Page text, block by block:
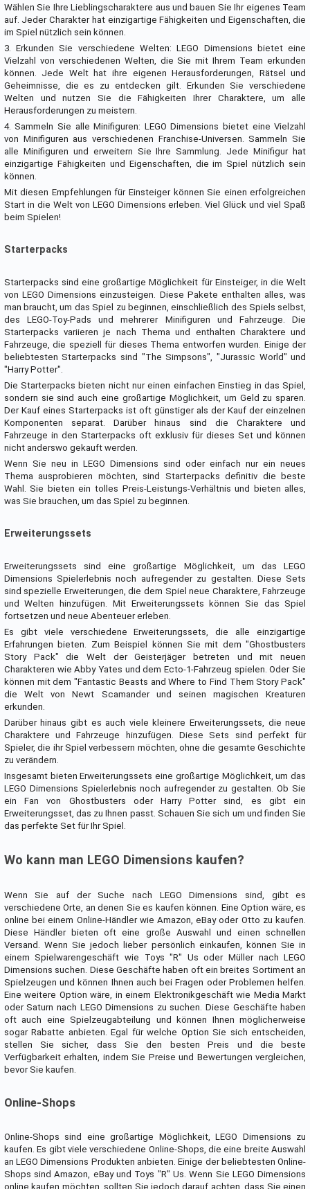
Wählen Sie Ihre Lieblingscharaktere aus und bauen Sie Ihr eigenes Team
auf. Jeder Charakter hat einzigartige Fähigkeiten und Eigenschaften, die
im Spiel nützlich sein können.
3. Erkunden Sie verschiedene Welten: LEGO Dimensions bietet eine
Vielzahl von verschiedenen Welten, die Sie mit Ihrem Team erkunden
können. Jede Welt hat ihre eigenen Herausforderungen, Rätsel und
Geheimnisse, die es zu entdecken gilt. Erkunden Sie verschiedene
Welten und nutzen Sie die Fähigkeiten Ihrer Charaktere, um alle
Herausforderungen zu meistern.
4. Sammeln Sie alle Minifiguren: LEGO Dimensions bietet eine Vielzahl
von Minifiguren aus verschiedenen Franchise-Universen. Sammeln Sie
alle Minifiguren und erweitern Sie Ihre Sammlung. Jede Minifigur hat
einzigartige Fähigkeiten und Eigenschaften, die im Spiel nützlich sein
können.
Mit diesen Empfehlungen für Einsteiger können Sie einen erfolgreichen
Start in die Welt von LEGO Dimensions erleben. Viel Glück und viel Spaß
beim Spielen!
Starterpacks
Starterpacks sind eine großartige Möglichkeit für Einsteiger, in die Welt
von LEGO Dimensions einzusteigen. Diese Pakete enthalten alles, was
man braucht, um das Spiel zu beginnen, einschließlich des Spiels selbst,
des LEGO-Toy-Pads und mehrerer Minifiguren und Fahrzeuge. Die
Starterpacks variieren je nach Thema und enthalten Charaktere und
Fahrzeuge, die speziell für dieses Thema entworfen wurden. Einige der
beliebtesten Starterpacks sind "The Simpsons", "Jurassic World" und
"Harry Potter".
Die Starterpacks bieten nicht nur einen einfachen Einstieg in das Spiel,
sondern sie sind auch eine großartige Möglichkeit, um Geld zu sparen.
Der Kauf eines Starterpacks ist oft günstiger als der Kauf der einzelnen
Komponenten separat. Darüber hinaus sind die Charaktere und
Fahrzeuge in den Starterpacks oft exklusiv für dieses Set und können
nicht anderswo gekauft werden.
Wenn Sie neu in LEGO Dimensions sind oder einfach nur ein neues
Thema ausprobieren möchten, sind Starterpacks definitiv die beste
Wahl. Sie bieten ein tolles Preis-Leistungs-Verhältnis und bieten alles,
was Sie brauchen, um das Spiel zu beginnen.
Erweiterungssets
Erweiterungssets sind eine großartige Möglichkeit, um das LEGO
Dimensions Spielerlebnis noch aufregender zu gestalten. Diese Sets
sind spezielle Erweiterungen, die dem Spiel neue Charaktere, Fahrzeuge
und Welten hinzufügen. Mit Erweiterungssets können Sie das Spiel
fortsetzen und neue Abenteuer erleben.
Es gibt viele verschiedene Erweiterungssets, die alle einzigartige
Erfahrungen bieten. Zum Beispiel können Sie mit dem "Ghostbusters
Story Pack" die Welt der Geisterjäger betreten und mit neuen
Charakteren wie Abby Yates und dem Ecto-1-Fahrzeug spielen. Oder Sie
können mit dem "Fantastic Beasts and Where to Find Them Story Pack"
die Welt von Newt Scamander und seinen magischen Kreaturen
erkunden.
Darüber hinaus gibt es auch viele kleinere Erweiterungssets, die neue
Charaktere und Fahrzeuge hinzufügen. Diese Sets sind perfekt für
Spieler, die ihr Spiel verbessern möchten, ohne die gesamte Geschichte
zu verändern.
Insgesamt bieten Erweiterungssets eine großartige Möglichkeit, um das
LEGO Dimensions Spielerlebnis noch aufregender zu gestalten. Ob Sie
ein Fan von Ghostbusters oder Harry Potter sind, es gibt ein
Erweiterungsset, das zu Ihnen passt. Schauen Sie sich um und finden Sie
das perfekte Set für Ihr Spiel.
Wo kann man LEGO Dimensions kaufen?
Wenn Sie auf der Suche nach LEGO Dimensions sind, gibt es
verschiedene Orte, an denen Sie es kaufen können. Eine Option wäre, es
online bei einem Online-Händler wie Amazon, eBay oder Otto zu kaufen.
Diese Händler bieten oft eine große Auswahl und einen schnellen
Versand. Wenn Sie jedoch lieber persönlich einkaufen, können Sie in
einem Spielwarengeschäft wie Toys "R" Us oder Müller nach LEGO
Dimensions suchen. Diese Geschäfte haben oft ein breites Sortiment an
Spielzeugen und können Ihnen auch bei Fragen oder Problemen helfen.
Eine weitere Option wäre, in einem Elektronikgeschäft wie Media Markt
oder Saturn nach LEGO Dimensions zu suchen. Diese Geschäfte haben
oft auch eine Spielzeugabteilung und können Ihnen möglicherweise
sogar Rabatte anbieten. Egal für welche Option Sie sich entscheiden,
stellen Sie sicher, dass Sie den besten Preis und die beste
Verfügbarkeit erhalten, indem Sie Preise und Bewertungen vergleichen,
bevor Sie kaufen.
Online-Shops
Online-Shops sind eine großartige Möglichkeit, LEGO Dimensions zu
kaufen. Es gibt viele verschiedene Online-Shops, die eine breite Auswahl
an LEGO Dimensions Produkten anbieten. Einige der beliebtesten Online-
Shops sind Amazon, eBay und Toys "R" Us. Wenn Sie LEGO Dimensions
online kaufen möchten, sollten Sie jedoch darauf achten, dass Sie einen